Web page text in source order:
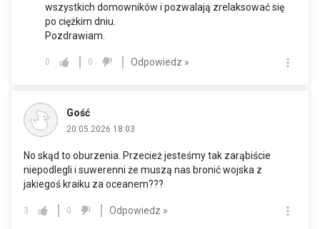
wszystkich domowników i pozwalają zrelaksować się
po ciężkim dniu.
Pozdrawiam.
0 0 Odpowiedz »
Gość
20.05.2026 18:03
No skąd to oburzenia. Przecież jesteśmy tak zarąbiście
niepodlegli i suwerenni że muszą nas bronić wojska z
jakiegoś kraiku za oceanem???
3 0 Odpowiedz »